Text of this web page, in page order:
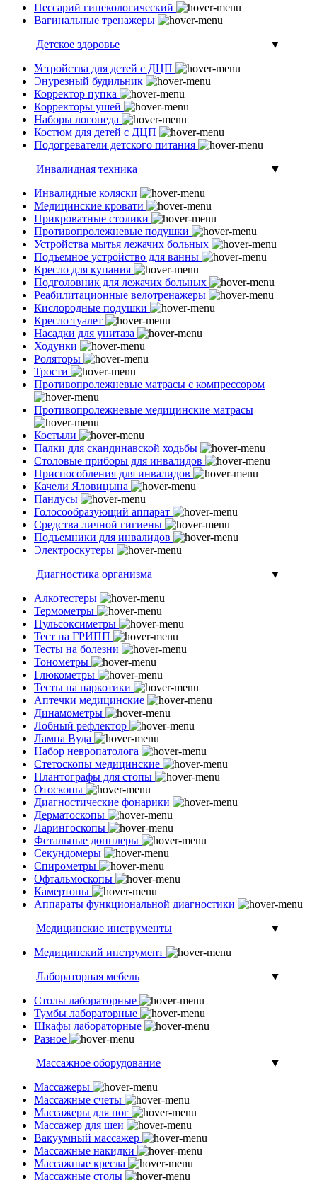
Пессарий гинекологический
Вагинальные тренажеры
Детское здоровье
▼
Устройства для детей с ДЦП
Энурезный будильник
Корректор пупка
Корректоры ушей
Наборы логопеда
Костюм для детей с ДЦП
Подогреватели детского питания
Инвалидная техника
▼
Инвалидные коляски
Медицинские кровати
Прикроватные столики
Противопролежневые подушки
Устройства мытья лежачих больных
Подъемное устройство для ванны
Кресло для купания
Подголовник для лежачих больных
Реабилитационные велотренажеры
Кислородные подушки
Кресло туалет
Насадки для унитаза
Ходунки
Роляторы
Трости
Противопролежневые матрасы с компрессором
Противопролежневые медицинские матрасы
Костыли
Палки для скандинавской ходьбы
Столовые приборы для инвалидов
Приспособления для инвалидов
Качели Яловицына
Пандусы
Голосообразующий аппарат
Средства личной гигиены
Подъемники для инвалидов
Электроскутеры
Диагностика организма
▼
Алкотестеры
Термометры
Пульсоксиметры
Тест на ГРИПП
Тесты на болезни
Тонометры
Глюкометры
Тесты на наркотики
Аптечки медицинские
Динамометры
Лобный рефлектор
Лампа Вуда
Набор невропатолога
Стетоскопы медицинские
Плантографы для стопы
Отоскопы
Диагностические фонарики
Дерматоскопы
Ларингоскопы
Фетальные допплеры
Секундомеры
Спирометры
Офтальмоскопы
Камертоны
Аппараты функциональной диагностики
Медицинские инструменты
▼
Медицинский инструмент
Лабораторная мебель
▼
Столы лабораторные
Тумбы лабораторные
Шкафы лабораторные
Разное
Массажное оборудование
▼
Массажеры
Массажные счеты
Массажеры для ног
Массажер для шеи
Вакуумный массажер
Массажные накидки
Массажные кресла
Массажные столы